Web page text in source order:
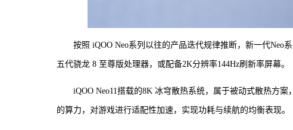
按照 iQOO Neo系列以往的产品迭代规律推断，新一代Neo
五代骁龙 8 至尊版处理器，或配备2K分辨率144Hz刷新率屏幕。
iQOO Neo11搭载的8K 冰穹散热系统，属于被动式散热方
的算力，对游戏进行适配性加速，实现功耗与续航的均衡表现。